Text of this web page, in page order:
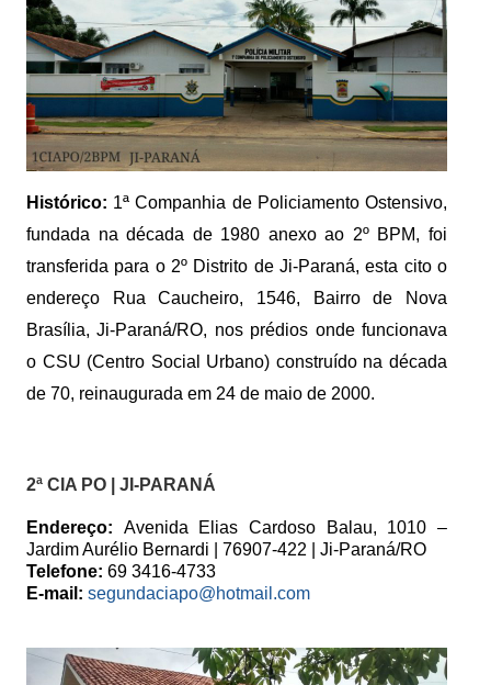
Histórico: 1ª Companhia de Policiamento Ostensivo,
fundada na década de 1980 anexo ao 2º BPM, foi
transferida para o 2º Distrito de Ji-Paraná, esta cito o
endereço Rua Caucheiro, 1546, Bairro de Nova
Brasília, Ji-Paraná/RO, nos prédios onde funcionava
o CSU (Centro Social Urbano) construído na década
de 70, reinaugurada em 24 de maio de 2000.
2ª CIA PO | JI-PARANÁ
Endereço: Avenida Elias Cardoso Balau, 1010 –
Jardim Aurélio Bernardi | 76907-422 | Ji-Paraná/RO
Telefone: 69 3416-4733
E-mail: segundaciapo@hotmail.com